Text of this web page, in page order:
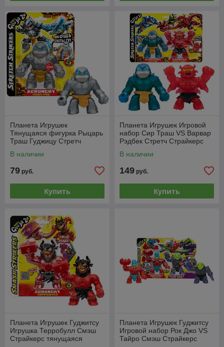
Планета Игрушек
Тянущаяся фигурка Рыцарь
Траш Гуджицу Стретч
В наличии
79 руб.
Купить
Планета Игрушек Игровой
набор Сир Траш VS Варвар
Рэдбек Стретч Страйкерс
GooJitZu 43499
В наличии
149 руб.
Купить
Планета Игрушек Гуджитсу
Игрушка Терробулл Смэш
Страйкерс тянущаяся
Планета Игрушек Гуджитсу
Игровой набор Рок Джо VS
Тайро Смэш Страйкерс